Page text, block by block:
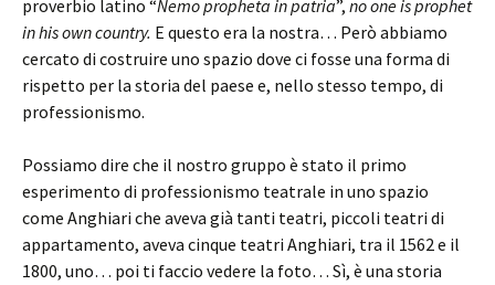
proverbio latino “Nemo propheta in patria”, no one is prophet
in his own country. E questo era la nostra… Però abbiamo
cercato di costruire uno spazio dove ci fosse una forma di
rispetto per la storia del paese e, nello stesso tempo, di
professionismo.
Possiamo dire che il nostro gruppo è stato il primo
esperimento di professionismo teatrale in uno spazio
come Anghiari che aveva già tanti teatri, piccoli teatri di
appartamento, aveva cinque teatri Anghiari, tra il 1562 e il
1800, uno… poi ti faccio vedere la foto… Sì, è una storia